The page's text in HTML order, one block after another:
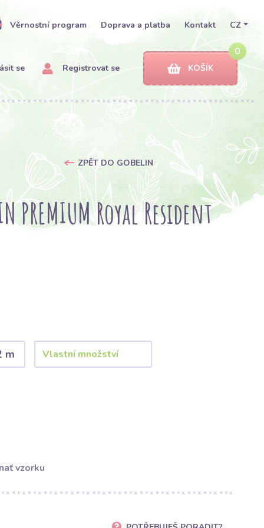
Věrnostní program Doprava a platba Kontakt CZ
se Registrovat se
0
KOŠÍK
ZPĚT DO GOBELIN
PREMIUM Royal Resident
m
vzorku